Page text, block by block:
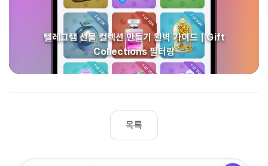
텔레그램 선물 컬렉션 만들기 완벽 가이드 | Gift
Collections 필터링
목록